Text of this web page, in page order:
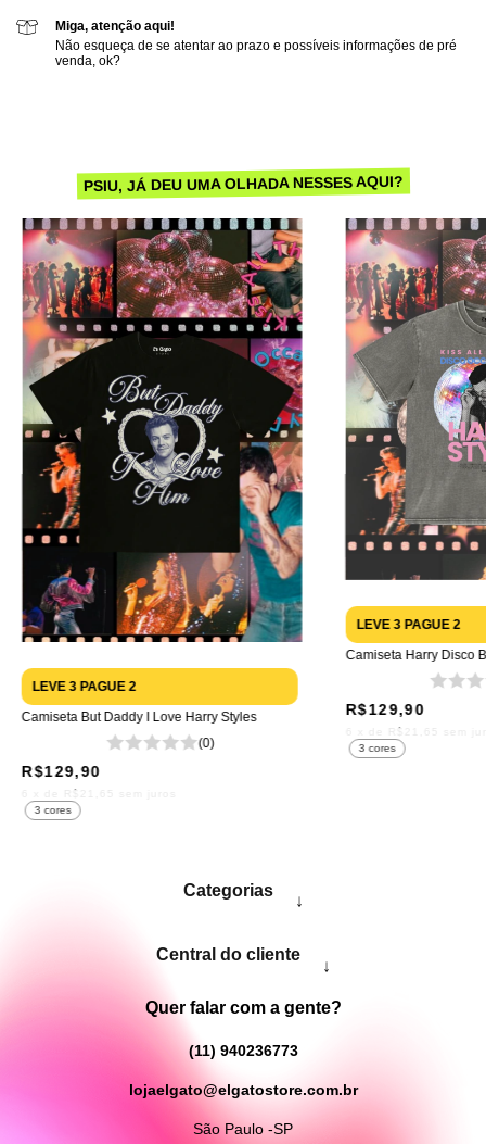
Miga, atenção aqui!
Não esqueça de se atentar ao prazo e possíveis informações de pré
venda, ok?
PSIU, JÁ DEU UMA OLHADA NESSES AQUI?
LEVE 3 PAGUE 2
3 cores
Camiseta But Daddy I Love Harry Styles
(0)
R$129,90
R$21,65
LEVE 3 PAGUE 2
3 cores
Camiseta Harry Disco
R$129,90
R$21,65
Categorias
↓
Central do cliente
↓
Quer falar com a gente?
(11) 940236773
lojaelgato@elgatostore.com.br
São Paulo -SP